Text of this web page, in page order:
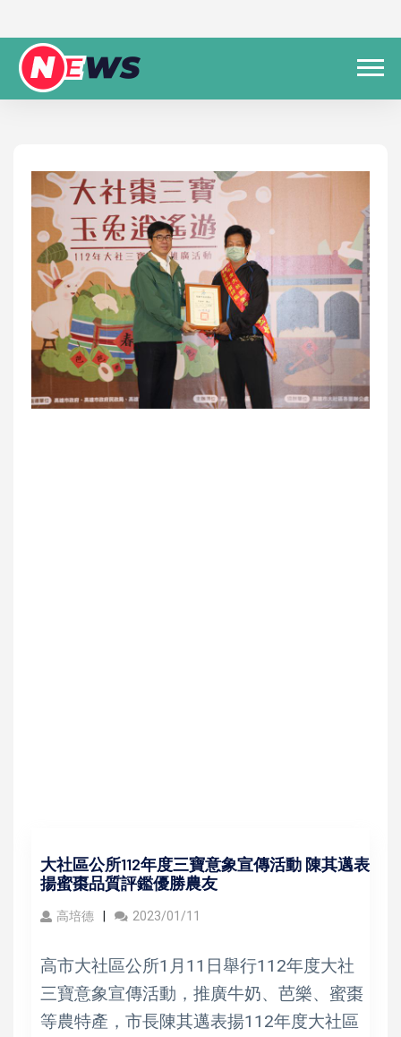
大社區公所112年度三寶意象宣傳活動 陳其邁表
揚蜜棗品質評鑑優勝農友
高培德 2023/01/11
高市大社區公所1月11日舉行112年度大社
三寶意象宣傳活動，推廣牛奶、芭樂、蜜棗
等農特產，市長陳其邁表揚112年度大社區